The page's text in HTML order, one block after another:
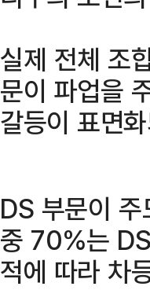
실제 전체 조
문이 파업을
갈등이 표면
DS 부문이
중 70%는
적에 따라 차